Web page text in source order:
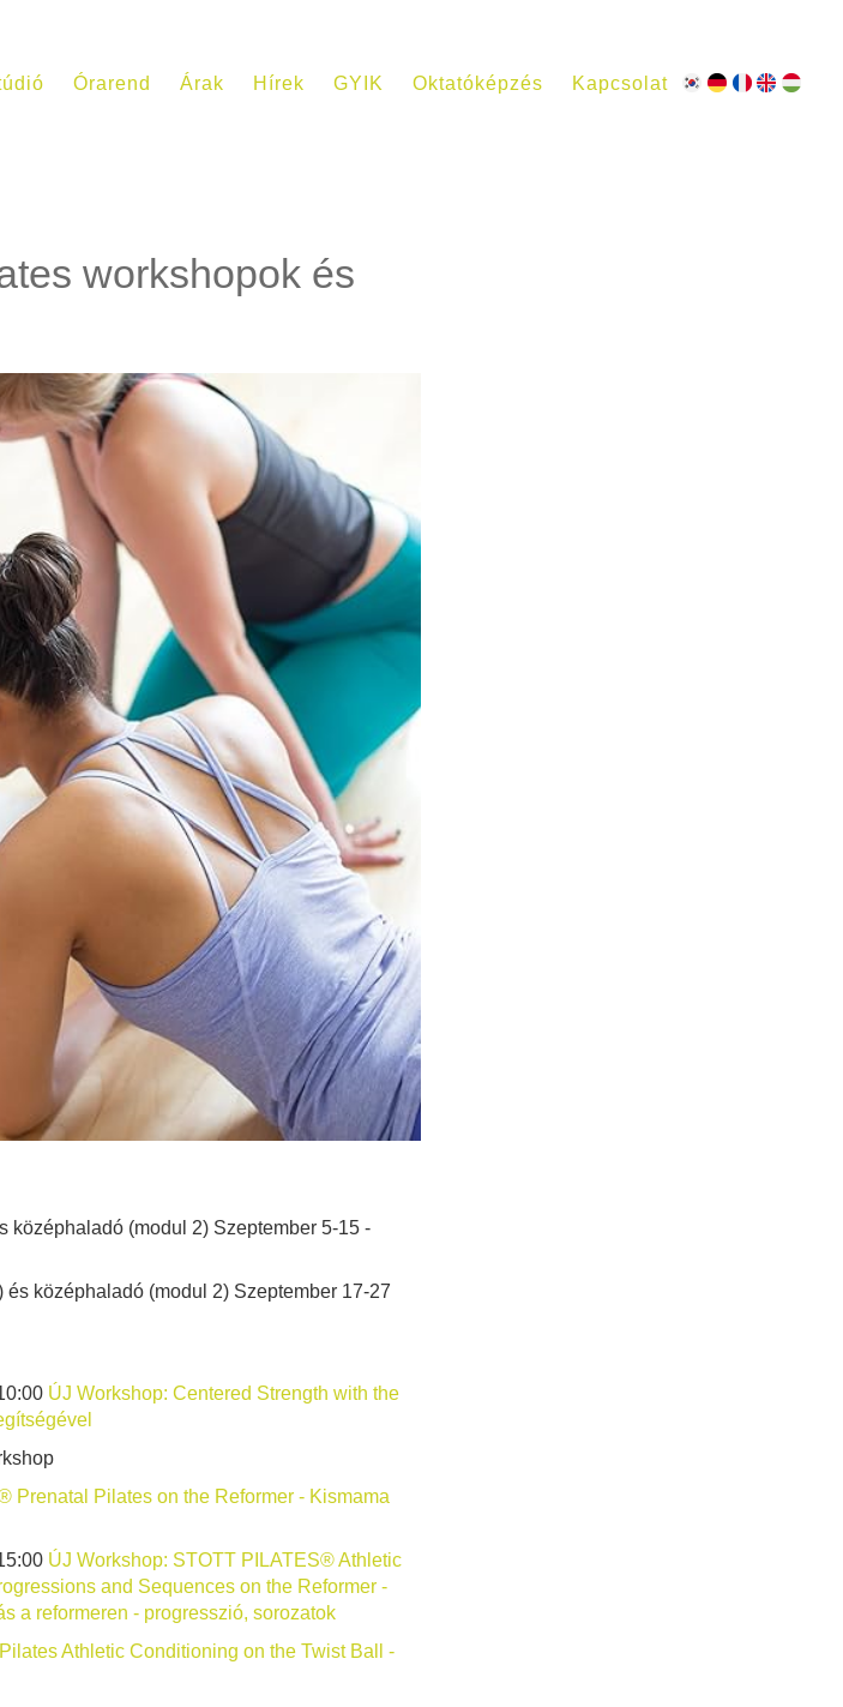
Órarend Árak Hírek GYIK Oktatóképzés Kapcsolat
workshopok és
középhaladó (modul 2) Szeptember 5-15 -
és középhaladó (modul 2) Szeptember 17-27
ÚJ Workshop: Centered Strength with the
Prenatal Pilates on the Reformer - Kismama
ÚJ Workshop: STOTT PILATES® Athletic
and Sequences on the Reformer -
a reformeren - progresszió, sorozatok
Athletic Conditioning on the Twist Ball -